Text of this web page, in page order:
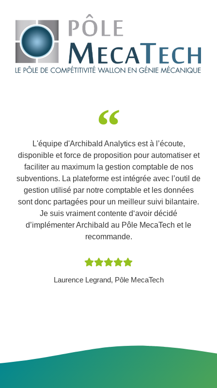
L'équipe d'Archibald Analytics est à l’écoute,
disponible et force de proposition pour automatiser et
faciliter au maximum la gestion comptable de nos
subventions. La plateforme est intégrée avec l’outil de
gestion utilisé par notre comptable et les données
sont donc partagées pour un meilleur suivi bilantaire.
Je suis vraiment contente d‘avoir décidé
d’implémenter Archibald au Pôle MecaTech et le
recommande.
Laurence Legrand, Pôle MecaTech